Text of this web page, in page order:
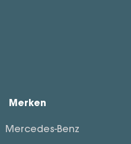
Merken
Mercedes-Benz